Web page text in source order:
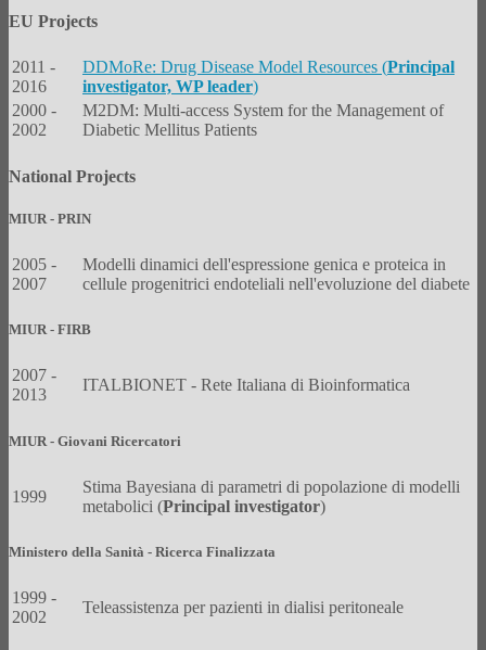
EU Projects
2011 -
2016
DDMoRe: Drug Disease Model Resources (Principal
investigator, WP leader)
2000 -
2002
M2DM: Multi-access System for the Management of
Diabetic Mellitus Patients
National Projects
MIUR - PRIN
2005 -
2007
Modelli dinamici dell'espressione genica e proteica in
cellule progenitrici endoteliali nell'evoluzione del diabete
MIUR - FIRB
2007 -
2013
ITALBIONET - Rete Italiana di Bioinformatica
MIUR - Giovani Ricercatori
1999
Stima Bayesiana di parametri di popolazione di modelli
metabolici (Principal investigator)
Ministero della Sanità - Ricerca Finalizzata
1999 -
2002
Teleassistenza per pazienti in dialisi peritoneale